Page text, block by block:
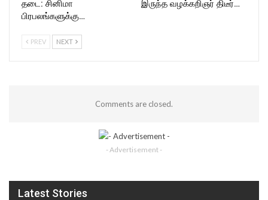
தடை: சினிமா
பிரபலங்களுக்கு…
இருந்த வழக்கறிஞர் திடீர்…
PREV NEXT
Comments are closed.
- Advertisement -
Latest Stories